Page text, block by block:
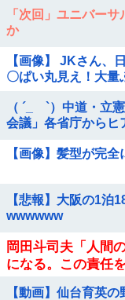
「次回」ユニバー
か
【画像】 JKさん、
〇ぱい丸見え！大量
（ ´_ゝ`）中道・立
会議」各省庁からヒ
【画像】髪型が完
【悲報】大阪の1泊
wwwwww
岡田斗司夫「人間
になる。この責任
【動画】仙台育英